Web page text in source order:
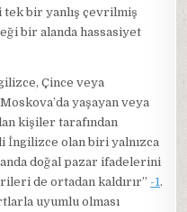
bir yanlış çevrilmiş
bir alanda hassasiyet
Çince veya
yaşayan veya
kişiler tarafından
İngilizce olan biri yalnızca
doğal pazar ifadelerini
de ortadan kaldırır” -1 .
uyumlu olması